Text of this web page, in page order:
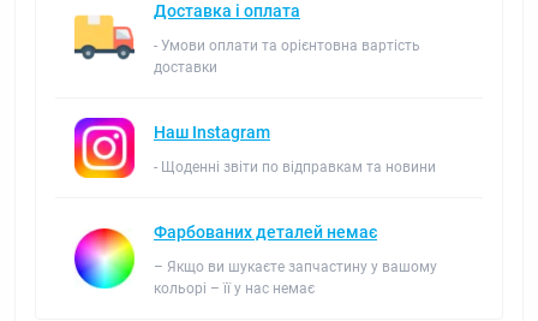
Доставка і оплата
- Умови оплати та орієнтовна вартість
доставки
Наш Instagram
- Щоденні звіти по відправкам та новини
Фарбованих деталей немає
– Якщо ви шукаєте запчастину у вашому
кольорі – її у нас немає